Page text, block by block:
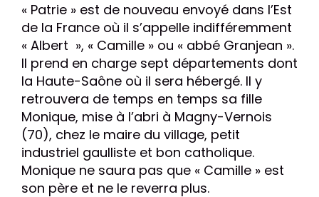
« Patrie » est de nouveau envoyé dans l’Est
de la France où il s’appelle indifféremment
« Albert », « Camille » ou « abbé Granjean ».
Il prend en charge sept départements dont
la Haute-Saône où il sera hébergé. Il y
retrouvera de temps en temps sa fille
Monique, mise à l’abri à Magny-Vernois
(70), chez le maire du village, petit
industriel gaulliste et bon catholique.
Monique ne saura pas que « Camille » est
son père et ne le reverra plus.